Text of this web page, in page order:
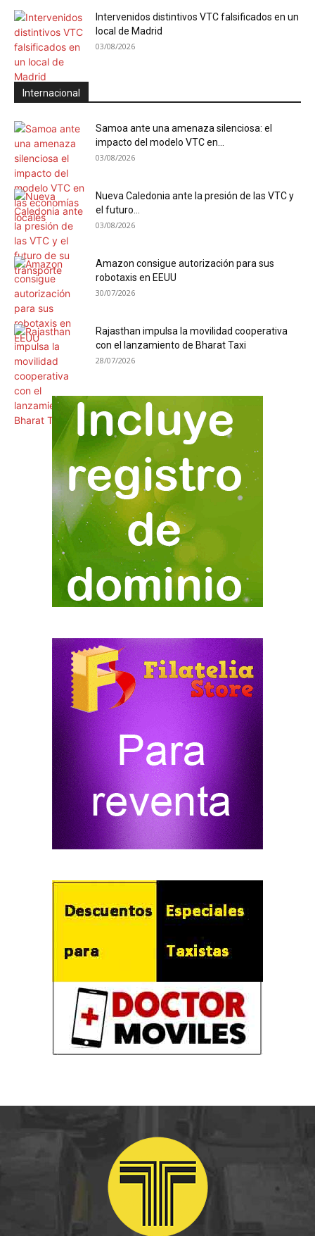
Intervenidos distintivos VTC falsificados en un
local de Madrid
03/08/2026
Internacional
Samoa ante una amenaza silenciosa: el
impacto del modelo VTC en...
03/08/2026
Nueva Caledonia ante la presión de las VTC y
el futuro...
03/08/2026
Amazon consigue autorización para sus
robotaxis en EEUU
30/07/2026
Rajasthan impulsa la movilidad cooperativa
con el lanzamiento de Bharat Taxi
28/07/2026